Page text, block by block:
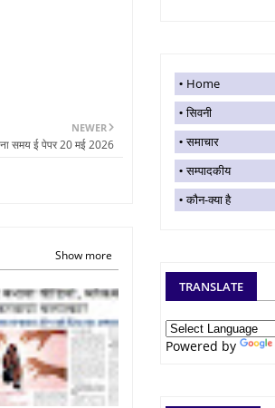
NEWER
समय ई पेपर 20 मई 2026
Show more
Home
सिवनी
समाचार
सम्पादकीय
कौन-क्या है
TRANSLATE
Powered by